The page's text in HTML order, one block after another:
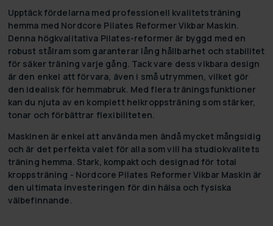
Upptäck fördelarna med professionell kvalitetsträning
hemma med Nordcore Pilates Reformer Vikbar Maskin.
Denna högkvalitativa Pilates-reformer är byggd med en
robust stålram som garanterar lång hållbarhet och stabilitet
för säker träning varje gång. Tack vare dess vikbara design
är den enkel att förvara, även i små utrymmen, vilket gör
den idealisk för hemmabruk. Med flera träningsfunktioner
kan du njuta av en komplett helkroppsträning som stärker,
tonar och förbättrar flexibiliteten.
Maskinen är enkel att använda men ändå mycket mångsidig
och är det perfekta valet för alla som vill ha studiokvalitets
träning hemma. Stark, kompakt och designad för total
kroppsträning - Nordcore Pilates Reformer Vikbar Maskin är
den ultimata investeringen för din hälsa och fysiska
välbefinnande.